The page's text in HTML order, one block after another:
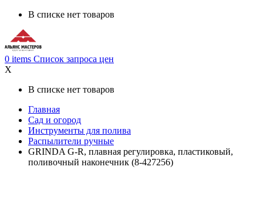
В списке нет товаров
0 items Список запроса цен
X
В списке нет товаров
Главная
Сад и огород
Инструменты для полива
Распылители ручные
GRINDA G-R, плавная регулировка, пластиковый,
поливочный наконечник (8-427256)